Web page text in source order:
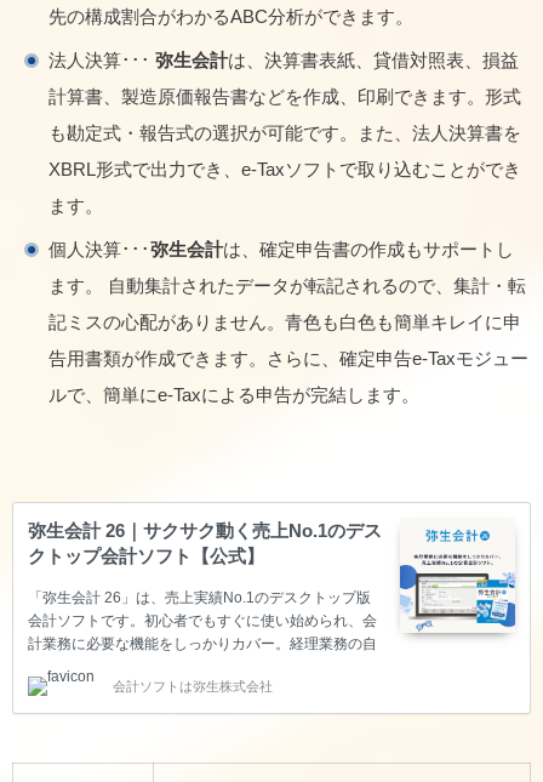
先の構成割合がわかるABC分析ができます。
法人決算･･･ 弥生会計は、決算書表紙、貸借対照表、損益
計算書、製造原価報告書などを作成、印刷できます。形式
も勘定式・報告式の選択が可能です。また、法人決算書を
XBRL形式で出力でき、e-Taxソフトで取り込むことができ
ます。
個人決算･･･弥生会計は、確定申告書の作成もサポートし
ます。 自動集計されたデータが転記されるので、集計・転
記ミスの心配がありません。青色も白色も簡単キレイに申
告用書類が作成できます。さらに、確定申告e-Taxモジュー
ルで、簡単にe-Taxによる申告が完結します。
弥生会計 26｜サクサク動く売上No.1のデス
クトップ会計ソフト【公式】
「弥生会計 26」は、売上実績No.1のデスクトップ版
会計ソフトです。初心者でもすぐに使い始められ、会
計業務に必要な機能をしっかりカバー。経理業務の自
会計ソフトは弥生株式会社